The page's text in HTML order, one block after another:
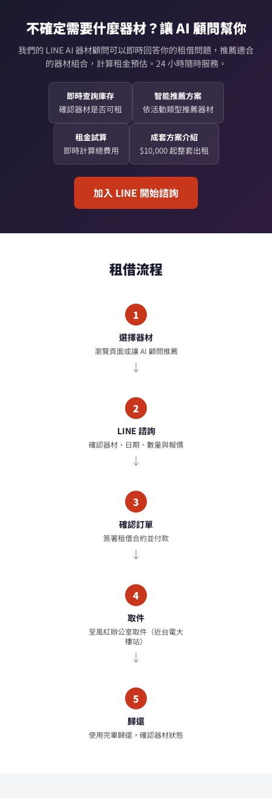
不確定需要什麼器材？讓 AI 顧問幫你
我們的 LINE AI 器材顧問可以即時回答你的租借問題，推薦適合
的器材組合，計算租金預估。24 小時隨時服務。
即時查詢庫存
確認器材是否可租
智能推薦方案
依活動類型推薦器材
租金試算
即時計算總費用
成套方案介紹
$10,000 起整套出租
加入 LINE 開始諮詢
租借流程
1
選擇器材
瀏覽頁面或讓 AI 顧問推薦
2
LINE 諮詢
確認器材、日期、數量與報價
3
確認訂單
簽署租借合約並付款
4
取件
至風紅辦公室取件（近台電大
樓站）
5
歸還
使用完畢歸還，確認器材狀態